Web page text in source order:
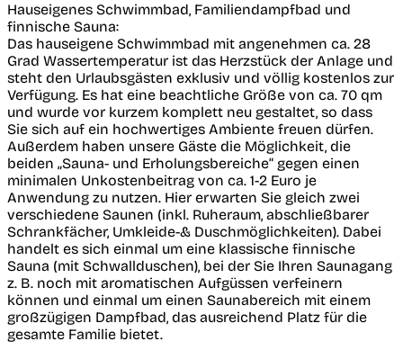
Hauseigenes Schwimmbad, Familiendampfbad und
finnische Sauna:
Das hauseigene Schwimmbad mit angenehmen ca. 28
Grad Wassertemperatur ist das Herzstück der Anlage und
steht den Urlaubsgästen exklusiv und völlig kostenlos zur
Verfügung. Es hat eine beachtliche Größe von ca. 70 qm
und wurde vor kurzem komplett neu gestaltet, so dass
Sie sich auf ein hochwertiges Ambiente freuen dürfen.
Außerdem haben unsere Gäste die Möglichkeit, die
beiden „Sauna- und Erholungsbereiche“ gegen einen
minimalen Unkostenbeitrag von ca. 1-2 Euro je
Anwendung zu nutzen. Hier erwarten Sie gleich zwei
verschiedene Saunen (inkl. Ruheraum, abschließbarer
Schrankfächer, Umkleide-& Duschmöglichkeiten). Dabei
handelt es sich einmal um eine klassische finnische
Sauna (mit Schwallduschen), bei der Sie Ihren Saunagang
z. B. noch mit aromatischen Aufgüssen verfeinern
können und einmal um einen Saunabereich mit einem
großzügigen Dampfbad, das ausreichend Platz für die
gesamte Familie bietet.